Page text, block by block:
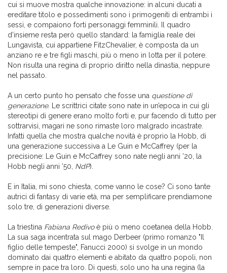
cui si muove mostra qualche innovazione: in alcuni ducati a
ereditare titolo e possedimenti sono i primogeniti di entrambi i
sessi, e compaiono forti personaggi femminili. Il quadro
d’insieme resta però quello standard: la famiglia reale dei
Lungavista, cui appartiene FitzChevalier, è composta da un
anziano re e tre figli maschi, più o meno in lotta per il potere.
Non risulta una regina di proprio diritto nella dinastia, neppure
nel passato.
A un certo punto ho pensato che fosse una questione di
generazione. Le scrittrici citate sono nate in un’epoca in cui gli
stereotipi di genere erano molto forti e, pur facendo di tutto per
sottrarvisi, magari ne sono rimaste loro malgrado incastrate.
Infatti quella che mostra qualche novità è proprio la Hobb, di
una generazione successiva a Le Guin e McCaffrey (per la
precisione: Le Guin e McCaffrey sono nate negli anni ’20, la
Hobb negli anni ’50, NdP).
E in Italia, mi sono chiesta, come vanno le cose? Ci sono tante
autrici di fantasy di varie età, ma per semplificare prendiamone
solo tre, di generazioni diverse.
La triestina Fabiana Redivoè più o meno coetanea della Hobb.
La sua saga incentrata sul mago Derbeer (primo romanzo "Il
figlio delle tempeste", Fanucci 2000) si svolge in un mondo
dominato dai quattro elementi e abitato da quattro popoli, non
sempre in pace tra loro. Di questi, solo uno ha una regina (la